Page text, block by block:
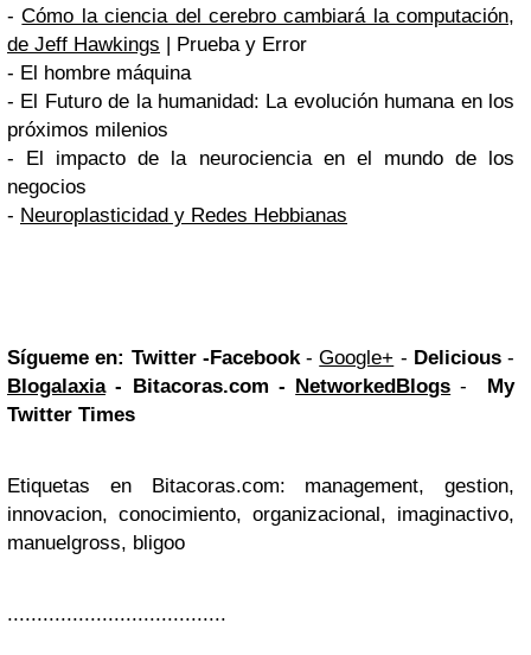
-Cómo la ciencia del cerebro cambiará la computación,
de Jeff Hawkings | Prueba y Error
- El hombre máquina
- El Futuro de la humanidad: La evolución humana en los
próximos milenios
- El impacto de la neurociencia en el mundo de los
negocios
- Neuroplasticidad y Redes Hebbianas
Sígueme en: Twitter -Facebook-Google+ - Delicious-
Blogalaxia- Bitacoras.com - NetworkedBlogs - My
Twitter Times
Etiquetas en Bitacoras.com: management, gestion,
innovacion, conocimiento, organizacional, imaginactivo,
manuelgross, bligoo
.....................................